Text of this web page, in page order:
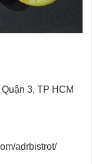
3, TP HCM
adrbistrot/